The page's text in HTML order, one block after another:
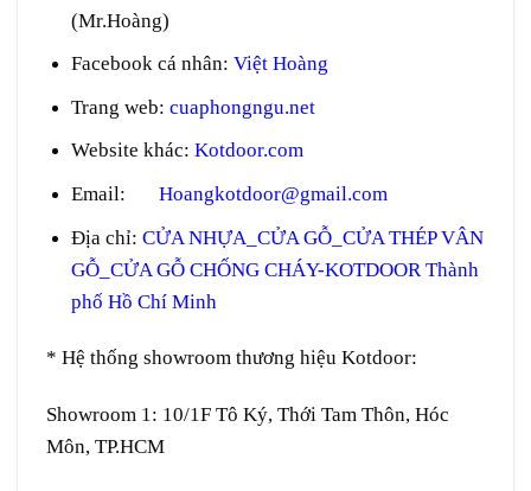
(Mr.Hoàng)
Facebook cá nhân: Việt Hoàng
Trang web: cuaphongngu.net
Website khác: Kotdoor.com
Email: Hoangkotdoor@gmail.com
Địa chỉ: CỬA NHỰA_CỬA GỖ_CỬA THÉP VÂN
GỖ_CỬA GỖ CHỐNG CHÁY-KOTDOOR Thành
phố Hồ Chí Minh
* Hệ thống showroom thương hiệu Kotdoor:
Showroom 1: 10/1F Tô Ký, Thới Tam Thôn, Hóc
Môn, TP.HCM